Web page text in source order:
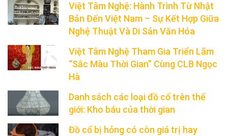
Việt Tâm Nghệ: Hành Trình Từ Nhật
Bản Đến Việt Nam – Sự Kết Hợp Giữa
Nghệ Thuật Và Di Sản Văn Hóa
Việt Tâm Nghệ Tham Gia Triển Lãm
“Sắc Màu Thời Gian” Cùng CLB Ngọc
Hà
Danh sách các loại đồ cổ trên thế
giới: Kho báu của thời gian
Đồ cổ bị hỏng có còn giá trị hay